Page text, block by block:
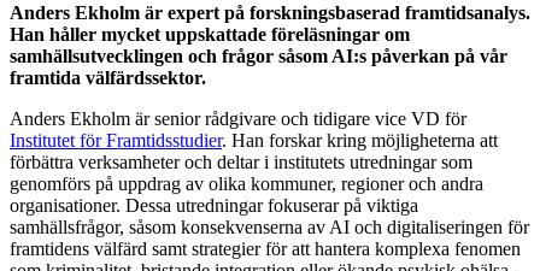
Anders Ekholm är expert på forskningsbaserad framtidsanalys.
Han håller mycket uppskattade föreläsningar om
samhällsutvecklingen och frågor såsom AI:s påverkan på vår
framtida välfärdssektor.
Anders Ekholm är senior rådgivare och tidigare vice VD för
Institutet för Framtidsstudier. Han forskar kring möjligheterna att
förbättra verksamheter och deltar i institutets utredningar som
genomförs på uppdrag av olika kommuner, regioner och andra
organisationer. Dessa utredningar fokuserar på viktiga
samhällsfrågor, såsom konsekvenserna av AI och digitaliseringen för
framtidens välfärd samt strategier för att hantera komplexa fenomen